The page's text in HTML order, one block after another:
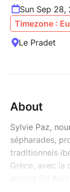
Sun Sep
Timezone :
Le Pradet
About
Sylvie Paz,
sépharades,
traditionnels
Grèce, avec la
encore Gil